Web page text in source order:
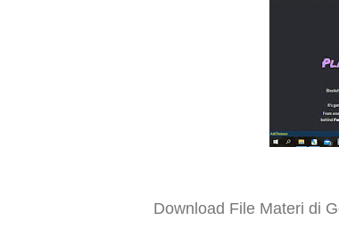
Download File Materi di